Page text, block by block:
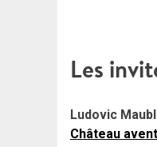
Les
Ludovic
Château